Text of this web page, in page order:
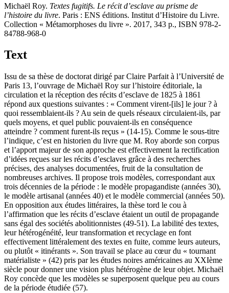
Michaël Roy. Textes fugitifs. Le récit d’esclave au prisme de
l’histoire du livre. Paris : ENS éditions. Institut d’Histoire du Livre.
Collection « Métamorphoses du livre ». 2017, 343 p., ISBN 978-2-
84788-968-0
Text
Issu de sa thèse de doctorat dirigé par Claire Parfait à l’Université de
Paris 13, l’ouvrage de Michaël Roy sur l’histoire éditoriale, la
circulation et la réception des récits d’esclave de 1825 à 1861
répond aux questions suivantes : « Comment virent-[ils] le jour ? à
quoi ressemblaient-ils ? Au sein de quels réseaux circulaient-ils, par
quels moyens, et quel public pouvaient-ils en conséquence
atteindre ? comment furent-ils reçus » (14-15). Comme le sous-titre
l’indique, c’est en historien du livre que M. Roy aborde son corpus
et l’apport majeur de son approche est effectivement la rectification
d’idées reçues sur les récits d’esclaves grâce à des recherches
précises, des analyses documentées, fruit de la consultation de
nombreuses archives. Il propose trois modèles, correspondant aux
trois décennies de la période : le modèle propagandiste (années 30),
le modèle artisanal (années 40) et le modèle commercial (années 50).
En opposition aux études littéraires, la thèse tord le cou à
l’affirmation que les récits d’esclave étaient un outil de propagande
sans égal des sociétés abolitionnistes (49-51). La labilité des textes,
leur hétérogénéité, leur transformation et recyclage en font
effectivement littéralement des textes en fuite, comme leurs auteurs,
ou plutôt « itinérants ». Son travail se place au cœur du « tournant
matérialiste » (42) pris par les études noires américaines au XXIème
siècle pour donner une vision plus hétérogène de leur objet. Michaël
Roy concède que les modèles se superposent quelque peu au cours
de la période étudiée (57).